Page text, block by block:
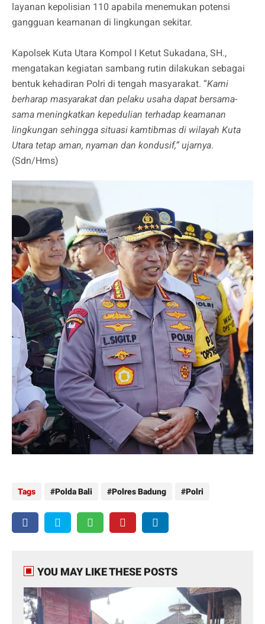
layanan kepolisian 110 apabila menemukan potensi
gangguan keamanan di lingkungan sekitar.
Kapolsek Kuta Utara Kompol I Ketut Sukadana, SH.,
mengatakan kegiatan sambang rutin dilakukan sebagai
bentuk kehadiran Polri di tengah masyarakat. “Kami
berharap masyarakat dan pelaku usaha dapat bersama-
sama meningkatkan kepedulian terhadap keamanan
lingkungan sehingga situasi kamtibmas di wilayah Kuta
Utara tetap aman, nyaman dan kondusif,” ujarnya.
(Sdn/Hms)
Tags Polda Bali Polres Badung Polri
YOU MAY LIKE THESE POSTS